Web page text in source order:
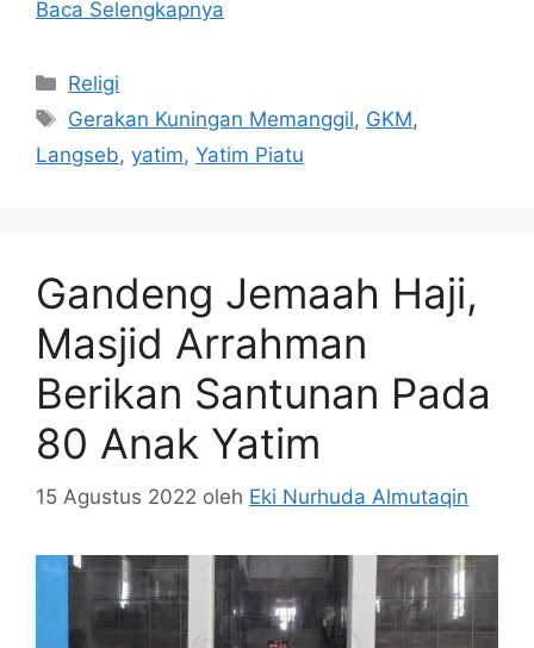
Baca Selengkapnya
Kategori
Religi
Tag
Gerakan Kuningan Memanggil, GKM,
Langseb, yatim, Yatim Piatu
Gandeng Jemaah Haji,
Masjid Arrahman
Berikan Santunan Pada
80 Anak Yatim
15 Agustus 2022 oleh Eki Nurhuda Almutaqin